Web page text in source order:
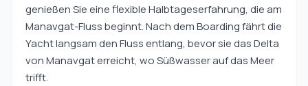
genießen Sie eine flexible Halbtageserfahrung, die am
Manavgat-Fluss beginnt. Nach dem Boarding fährt die
Yacht langsam den Fluss entlang, bevor sie das Delta
von Manavgat erreicht, wo Süßwasser auf das Meer
trifft.